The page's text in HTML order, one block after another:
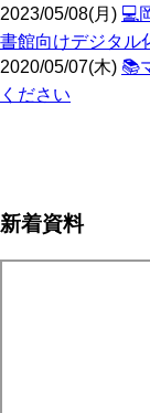
2023/05/08(月) 💻️
書館向けデジタル
2020/05/07(木) 📚️
ください
送
新着資料